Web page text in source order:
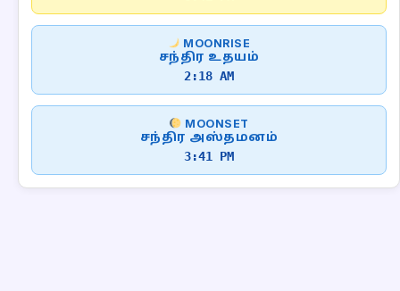
MOONRISE
சந்திர உதயம்
2:18 AM
MOONSET
சந்திர அஸ்தமனம்
3:41 PM